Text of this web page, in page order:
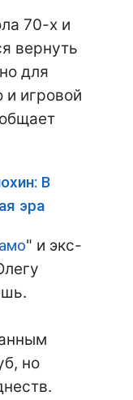
70-х и
вернуть
для
и игровой
В
эра
" и экс-
но